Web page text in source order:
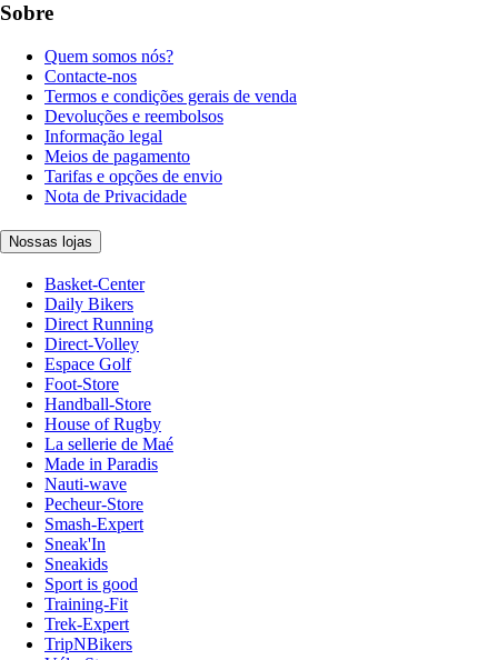
Sobre
Quem somos nós?
Contacte-nos
Termos e condições gerais de venda
Devoluções e reembolsos
Informação legal
Meios de pagamento
Tarifas e opções de envio
Nota de Privacidade
Nossas lojas
Basket-Center
Daily Bikers
Direct Running
Direct-Volley
Espace Golf
Foot-Store
Handball-Store
House of Rugby
La sellerie de Maé
Made in Paradis
Nauti-wave
Pecheur-Store
Smash-Expert
Sneak'In
Sneakids
Sport is good
Training-Fit
Trek-Expert
TripNBikers